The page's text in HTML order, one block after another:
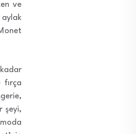
ve
fırça
şeyi,